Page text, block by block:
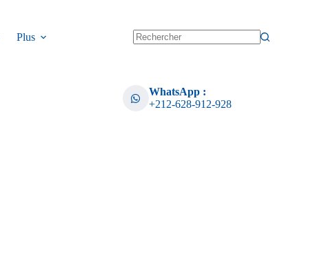
Plus
WhatsApp :
+212-628-912-928